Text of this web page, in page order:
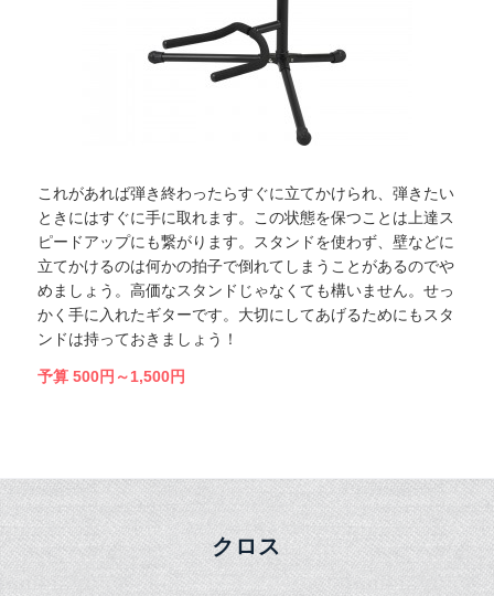
これがあれば弾き終わったらすぐに立てかけられ、弾きたい
ときにはすぐに手に取れます。この状態を保つことは上達ス
ピードアップにも繋がります。スタンドを使わず、壁などに
立てかけるのは何かの拍子で倒れてしまうことがあるのでや
めましょう。高価なスタンドじゃなくても構いません。せっ
かく手に入れたギターです。大切にしてあげるためにもスタ
ンドは持っておきましょう！
予算 500円～1,500円
クロス